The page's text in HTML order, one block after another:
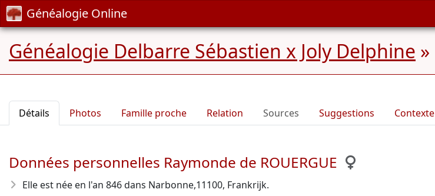
Généalogie Online
Généalogie Delbarre Sébastien x Joly Delphine »
Détails Photos Famille proche Relation Sources Suggestions Contexte
Données personnelles Raymonde de ROUERGUE
Elle est née en l'an 846dans Narbonne,11100, Frankrijk.